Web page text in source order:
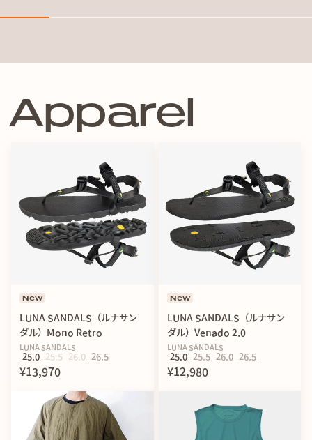
Apparel
New
LUNA SANDALS（ルナサン
ダル）Mono Retro
LUNA SANDALS
25.0 25.5 26.0 26.5
¥13,970
New
LUNA SANDALS（ルナサン
ダル）Venado 2.0
LUNA SANDALS
25.0 25.5 26.0 26.5
¥12,980